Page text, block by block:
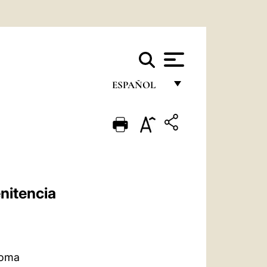
ESPAÑOL
ENGLISH